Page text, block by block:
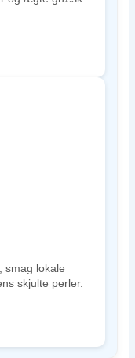
smag lokale
skjulte perler.